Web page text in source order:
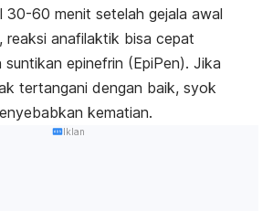
30-60 menit setelah gejala awal
reaksi anafilaktik bisa cepat
epinefrin (EpiPen). Jika
tertangani dengan baik, syok
kematian.
Iklan